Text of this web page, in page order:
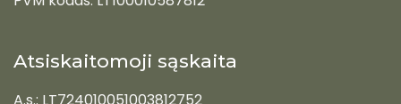
Atsiskaitomoji sąskaita